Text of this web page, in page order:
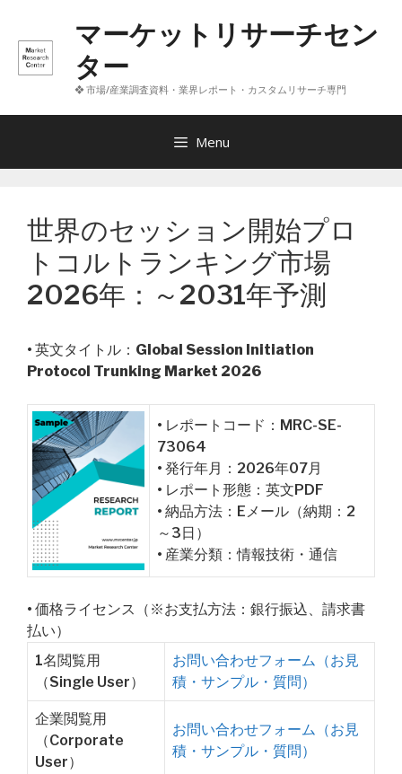
へ
マーケットリサーチセン
ター
❖ 市場/産業調査資料・業界レポート・カスタムリサーチ専門
Menu
世界のセッション開始プロ
トコルトランキング市場
2026年：～2031年予測
• 英文タイトル： Global Session Initiation
Protocol Trunking Market 2026
• レポートコード：MRC-SE-
73064
• 発行年月：2026年07月
• レポート形態：英文PDF
• 納品方法：Eメール（納期：2
～3日）
• 産業分類：情報技術・通信
• 価格ライセンス（※お支払方法：銀行振込、請求書
払い）
1名閲覧用
（Single User）
お問い合わせフォーム（お見
積・サンプル・質問）
企業閲覧用
（Corporate
User）
お問い合わせフォーム（お見
積・サンプル・質問）